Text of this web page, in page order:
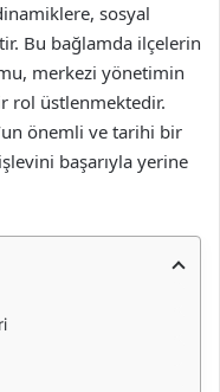
sosyal
Bu bağlamda ilçelerin
merkezi yönetimin
rol üstlenmektedir.
önemli ve tarihi bir
başarıyla yerine